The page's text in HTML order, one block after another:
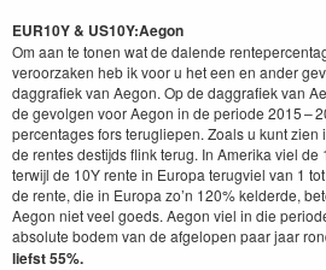
EUR10Y& US10Y:Aegon
Om aan te tonen wat de dal­ende
veroorza­k­en heb ik voor u het een en ander
dag­grafiek van Aegon. Op de dag­grafiek van
de gevol­gen voor Aegon in de peri­ode 2015–
per­cent­ages fors terugliepen. Zoals u kunt
de rentes des­ti­jds flink terug. In Ameri­ka viel de
ter­wi­jl de 10Yrente in Europa terugviel van 1
de rente, die in Europa zo’n 120% kelderde,
Aegon niet veel goeds. Aegon viel in die
absolute bodem van de afgelopen paar jaar
lief­st55%.